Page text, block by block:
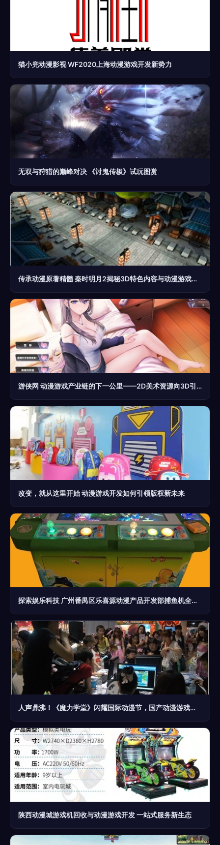
猫小兜动漫影视 WF2020上海动漫游戏开发新势力
无双与狩猎的巅峰对决 《讨鬼传极》试玩图赏
传承动漫原著精髓 秦时明月2揭秘3D特色内容与动漫游戏开发的艺术
游侠网 动漫游戏产业链的下一公里——2D美术资源向3D引擎的内容游荡
改变，就从这里开始 动漫游戏开发如何引领版权新未来
探索娱乐科技 广州番禺区乐喜源动漫产品开发部捕鱼机全解析
人声鼎沸！《魔力学堂》闪耀国际动漫节，国产动漫游戏开发引热潮
陕西动漫城游戏机回收与动漫游戏开发 一站式服务新生态